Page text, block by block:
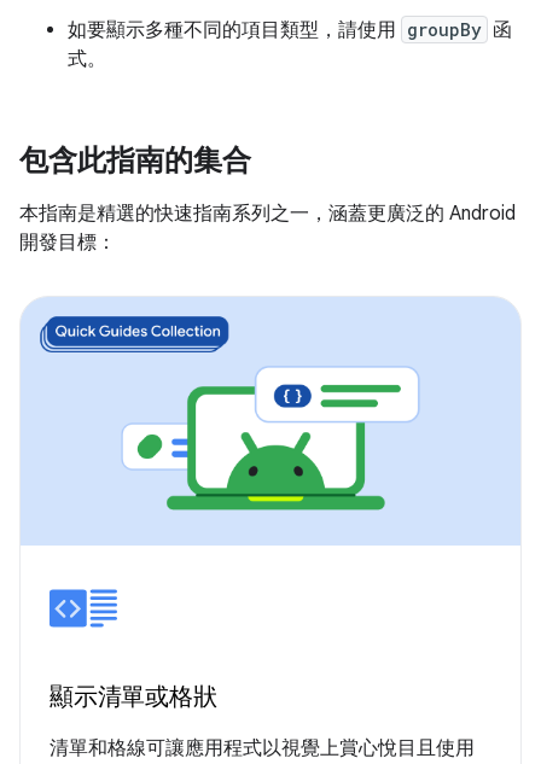
如要顯示多種不同的項目類型，請使用 groupBy 函
式。
包含此指南的集合
本指南是精選的快速指南系列之一，涵蓋更廣泛的 Android
開發目標：
顯示清單或格狀
清單和格線可讓應用程式以視覺上賞心悅目且使用